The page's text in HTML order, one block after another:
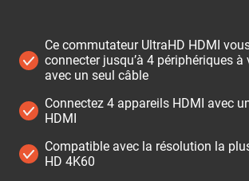
Ce commutateur UltraHD HDMI
connecter jusqu’à 4 périphériques à
avec un seul câble
Connectez 4 appareils HDMI avec
HDMI
Compatible avec la résolution la
HD 4K60